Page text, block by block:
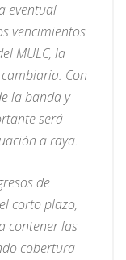
eventual
vencimientos
MULC, la
Con
la banda y
será
a raya.
de
corto plazo,
contener las
cobertura